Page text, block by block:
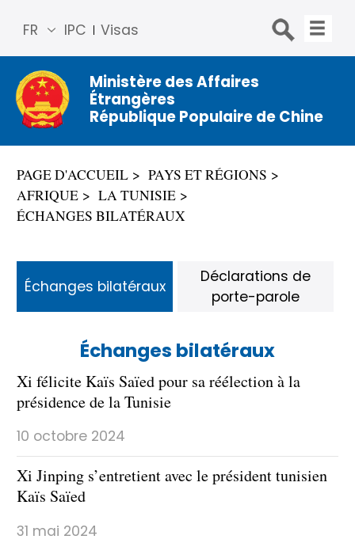
IPC Visas
FR
简体
中文
Engli
sh
Русс
Espa
ñol
Ministère des Affaires
Étrangères
République Populaire de Chine
PAGE D'ACCUEIL
PAYS ET RÉGIONS
AFRIQUE
LA TUNISIE
ÉCHANGES BILATÉRAUX
Échanges bilatéraux
Xi félicite Kaïs Saïed pour sa réélection à la
présidence de la Tunisie
10 octobre 2024
Xi Jinping s’entretient avec le président tunisien
Kaïs Saïed
31 mai 2024
Échanges bilatéraux
Déclarations de
porte-parole